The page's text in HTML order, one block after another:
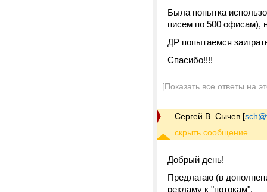
Была попытка
писем по 500 офисам),
ДР попытаемся
Спасибо!!!!
[Показать все ответы на
Сергей В. Сычев [
Добрый день!
Предлагаю (в
рекламу к "потокам".